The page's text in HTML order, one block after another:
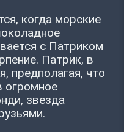
когда морские
с Патриком
Патрик, в
предполагая, что
огромное
звезда